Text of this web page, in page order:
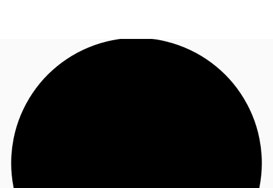
Blog
Données marchés
Appelez maintenant